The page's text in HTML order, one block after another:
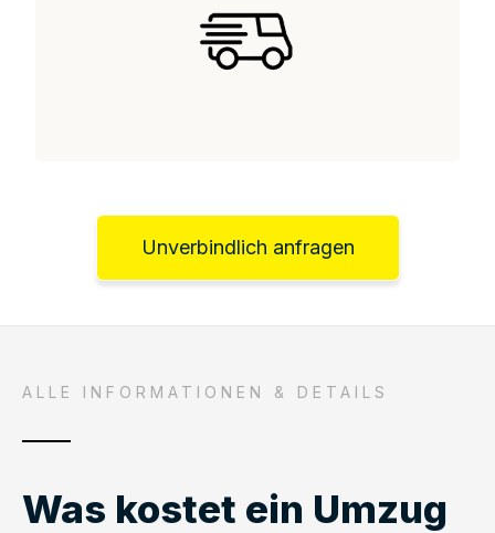
Unverbindlich anfragen
ALLE INFORMATIONEN & DETAILS
Was kostet ein Umzug